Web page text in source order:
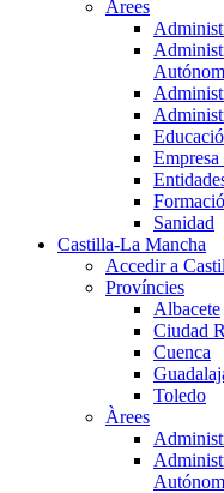
Àrees
Empresa
Sanidad
Castilla-La Mancha
Accedir a
Províncies
Albacete
Ciudad
Cuenca
Toledo
Àrees